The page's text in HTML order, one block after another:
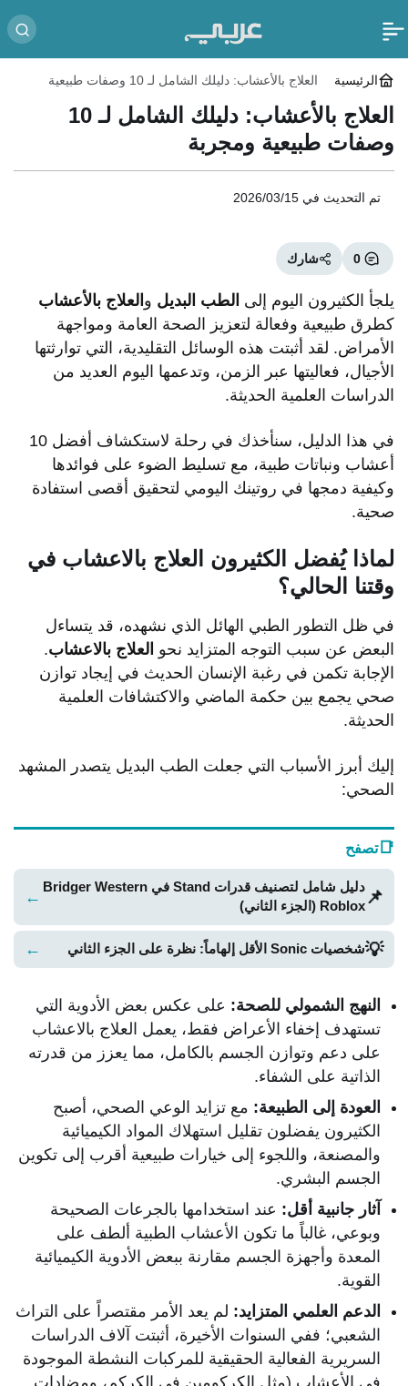
الرئيسية
العلاج بالأعشاب: دليلك الشامل لـ 10 وصفات طبيعية
العلاج بالأعشاب: دليلك الشامل لـ 10
وصفات طبيعية ومجربة
تم التحديث في 2026/03/15
0 شارك
يلجأ الكثيرون اليوم إلى الطب البديل و العلاج بالأعشاب
كطرق طبيعية وفعالة لتعزيز الصحة العامة ومواجهة
الأمراض. لقد أثبتت هذه الوسائل التقليدية، التي توارثتها
الأجيال، فعاليتها عبر الزمن، وتدعمها اليوم العديد من
الدراسات العلمية الحديثة.
في هذا الدليل، سنأخذك في رحلة لاستكشاف أفضل 10
أعشاب ونباتات طبية، مع تسليط الضوء على فوائدها
وكيفية دمجها في روتينك اليومي لتحقيق أقصى استفادة
صحية.
لماذا يُفضل الكثيرون العلاج بالاعشاب في
وقتنا الحالي؟
في ظل التطور الطبي الهائل الذي نشهده، قد يتساءل
البعض عن سبب التوجه المتزايد نحو العلاج بالاعشاب.
الإجابة تكمن في رغبة الإنسان الحديث في إيجاد توازن
صحي يجمع بين حكمة الماضي والاكتشافات العلمية
الحديثة.
إليك أبرز الأسباب التي جعلت الطب البديل يتصدر المشهد
الصحي:
📑تصفح
📌
دليل شامل لتصنيف قدرات Stand في Bridger Western
Roblox (الجزء الثاني)
←
💡شخصيات Sonic الأقل إلهاماً: نظرة على الجزء الثاني ←
النهج الشمولي للصحة: على عكس بعض الأدوية التي
تستهدف إخفاء الأعراض فقط، يعمل العلاج بالاعشاب
على دعم وتوازن الجسم بالكامل، مما يعزز من قدرته
الذاتية على الشفاء.
العودة إلى الطبيعة: مع تزايد الوعي الصحي، أصبح
الكثيرون يفضلون تقليل استهلاك المواد الكيميائية
والمصنعة، واللجوء إلى خيارات طبيعية أقرب إلى تكوين
الجسم البشري.
آثار جانبية أقل: عند استخدامها بالجرعات الصحيحة
وبوعي، غالباً ما تكون الأعشاب الطبية ألطف على
المعدة وأجهزة الجسم مقارنة ببعض الأدوية الكيميائية
القوية.
الدعم العلمي المتزايد: لم يعد الأمر مقتصراً على التراث
الشعبي؛ ففي السنوات الأخيرة، أثبتت آلاف الدراسات
السريرية الفعالية الحقيقية للمركبات النشطة الموجودة
في الأعشاب (مثل الكركومين في الكركم، ومضادات